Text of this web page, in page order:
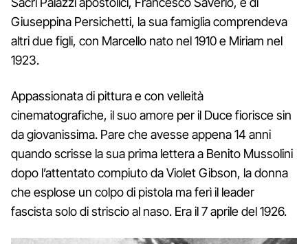
Giuseppina Persichetti, la sua famiglia comprendeva
altri due figli, con Marcello nato nel 1910 e Miriam nel
1923.
Appassionata di pittura e con velleità
cinematografiche, il suo amore per il Duce fiorisce sin
da giovanissima. Pare che avesse appena 14 anni
quando scrisse la sua prima lettera a Benito Mussolini
dopo l’attentato compiuto da Violet Gibson, la donna
che esplose un colpo di pistola ma ferì il leader
fascista solo di striscio al naso. Era il 7 aprile del 1926.